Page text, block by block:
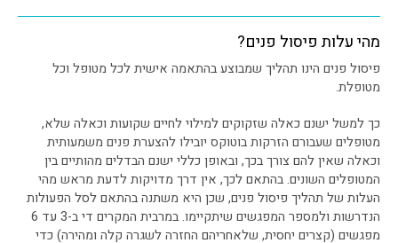
מהי עלות פיסול פנים?
פיסול פנים הינו תהליך שמבוצע בהתאמה אישית לכל מטופל וכל
מטופלת.
כך למשל ישנם כאלה שזקוקים למילוי לחיים שקועות וכאלה שלא,
מטופלים שעבורם הזרקות בוטוקס יובילו להצערת פנים משמעותית
וכאלה שאין להם צורך בכך, ובאופן כללי ישנם הבדלים מהותיים בין
המטופלים השונים. בהתאם לכך, אין דרך מדויקות לדעת מראש מהי
העלות של תהליך פיסול פנים, שכן היא משתנה בהתאם לסל הפעולות
הנדרשות ולמספר המפגשים שיתקיימו. במרבית המקרים די ב-3 עד 6
מפגשים (קצרים יחסית, שלאחריהם החזרה לשגרה קלה ומהירה) כדי